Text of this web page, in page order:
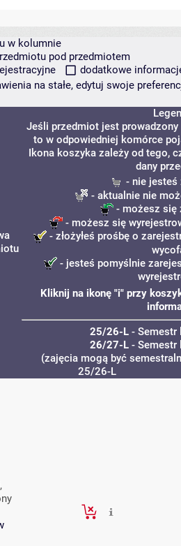
w kolumnie
pod przedmiotem
dodatkowe
na stałe, edytuj swoje
Jeśli przedmiot jest prowadzony
to w odpowiedniej komórce
Ikona koszyka zależy od tego,
dany
- nie jesteś
- aktualnie nie
- możesz się
- możesz się
- złożyłeś prośbę o
- jesteś pomyślnie
Kliknij na ikonę "i" przy
25/26-L- Semestr
26/27-L- Semestr
(zajęcia mogą być
25/26-L